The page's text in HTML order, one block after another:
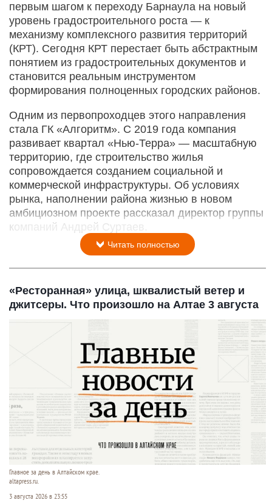
первым шагом к переходу Барнаула на новый
уровень градостроительного роста — к
механизму комплексного развития территорий
(КРТ). Сегодня КРТ перестает быть абстрактным
понятием из градостроительных документов и
становится реальным инструментом
формирования полноценных городских районов.
Одним из первопроходцев этого направления
стала ГК «Алгоритм». С 2019 года компания
развивает квартал «Нью-­Терра» — масштабную
территорию, где строительство жилья
сопровождается созданием социальной и
коммерческой инфраструктуры. Об условиях
рынка, наполнении района жизнью в новом
амбициозном проекте рассказал директор группы
компаний Андрей Суртаев.
Читать полностью
«Ресторанная» улица, шквалистый ветер и
джитсеры. Что произошло на Алтае 3 августа
Главное за день в Алтайском крае.
altapress.ru.
3 августа 2026 в 23:55